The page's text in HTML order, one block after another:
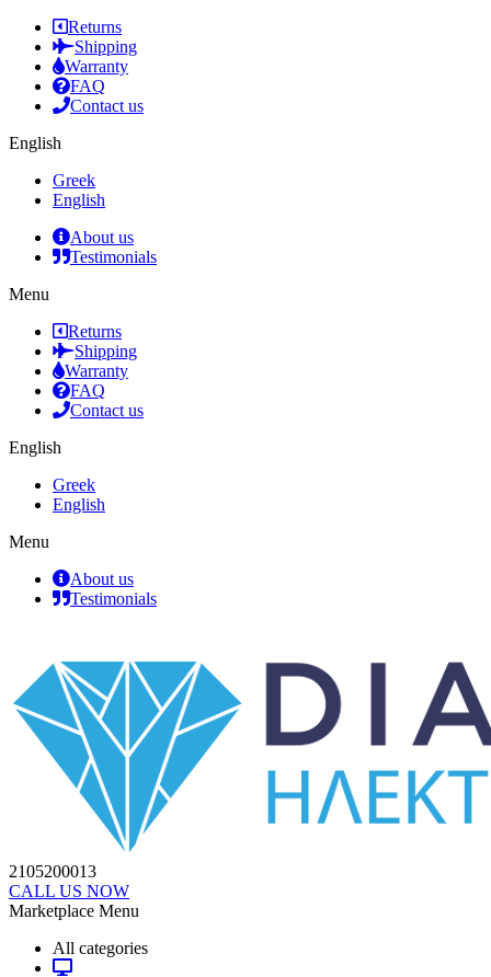
Returns
Shipping
Warranty
FAQ
Contact us
English
Greek
English
About us
Testimonials
Menu
Returns
Shipping
Warranty
FAQ
Contact us
English
Greek
English
Menu
About us
Testimonials
2105200013
CALL US NOW
Marketplace Menu
All categories